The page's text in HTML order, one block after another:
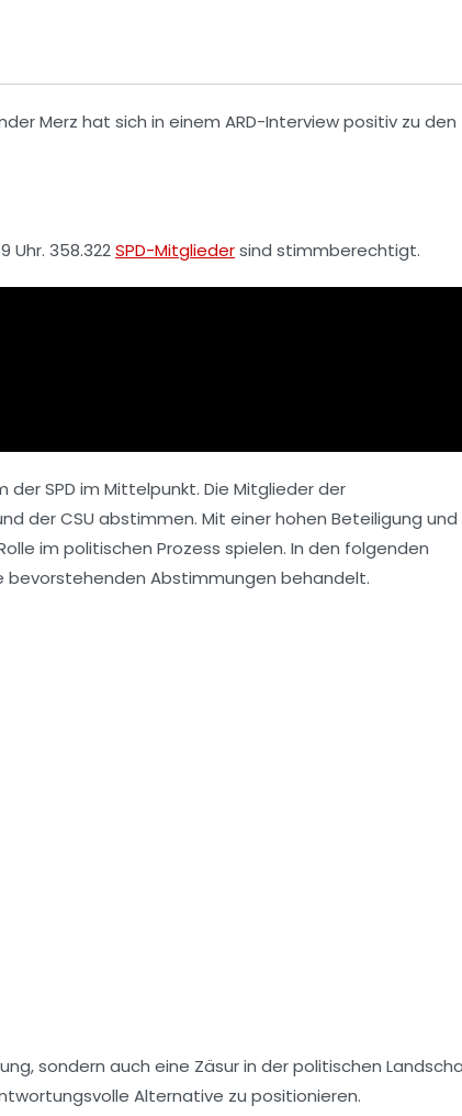
Merz hat sich in einem ARD-Interview positiv zu den
Uhr. 358.322SPD-Mitgliedersind stimmberechtigt.
derSPD im Mittelpunkt. Die Mitglieder der
derCSU abstimmen. Mit einer hohen Beteiligung und
im politischen Prozess spielen. In den folgenden
bevorstehenden Abstimmungen behandelt.
, sondern auch eine Zäsur in der politischen
Alternative zu positionieren.